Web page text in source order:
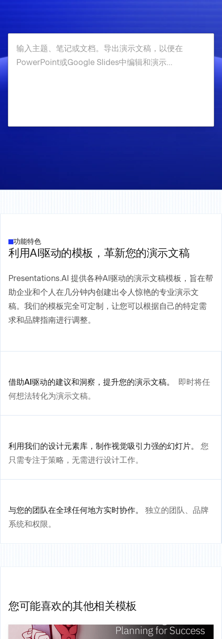
功能特色
利用AI驱动的模板，革新您的演示文稿
Presentations.AI 提供各种AI驱动的演示文稿模板，旨在帮
助企业和个人在几分钟内创建出令人惊艳的专业演示文
稿。我们的模板完全可定制，让您可以根据自己的特定需
求和品牌指南进行调整。
借助AI驱动的建议和洞察，提升您的演示文稿。
即时将任
何想法转化为演示文稿。
利用我们的设计元素库，制作视觉吸引力强的幻灯片。
您
只需专注于策略，无需进行设计工作。
与您的团队在全球任何地方实时协作。
独立的团队、品牌
系统和权限。
您可能喜欢的其他相关模板